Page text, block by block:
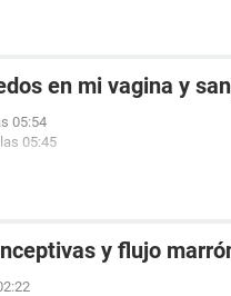
en mi vagina y
05:54
05:45
y flujo